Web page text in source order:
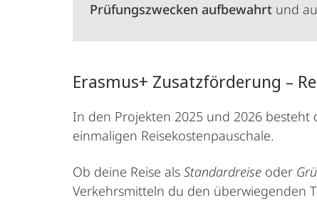
Prüfungszwecken aufbewahrt und
Erasmus+ Zusatzförderung –
In den Projekten 2025 und 2026 besteht
einmaligen Reisekostenpauschale.
Ob deine Reise als Standardreise oder
Verkehrsmitteln du den überwiegenden